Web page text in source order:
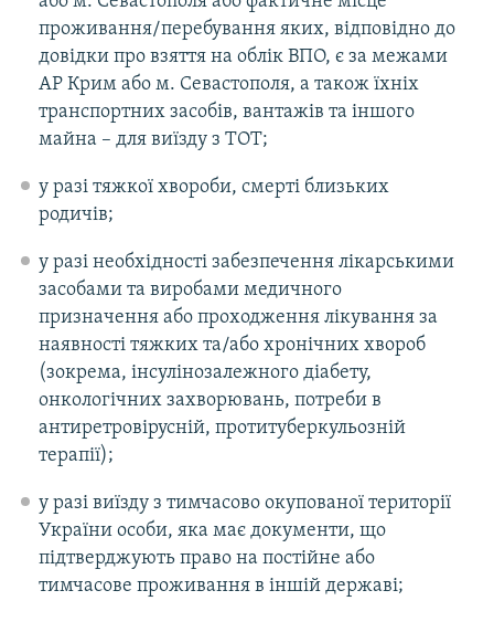
проживання/перебування яких, відповідно до
довідки про взяття на облік ВПО, є за межами
АР Крим або м. Севастополя, а також їхніх
транспортних засобів, вантажів та іншого
майна – для виїзду з ТОТ;
у разі тяжкої хвороби, смерті близьких
родичів;
у разі необхідності забезпечення лікарськими
засобами та виробами медичного
призначення або проходження лікування за
наявності тяжких та/або хронічних хвороб
(зокрема, інсулінозалежного діабету,
онкологічних захворювань, потреби в
антиретровірусній, протитуберкульозній
терапії);
у разі виїзду з тимчасово окупованої території
України особи, яка має документи, що
підтверджують право на постійне або
тимчасове проживання в іншій державі;